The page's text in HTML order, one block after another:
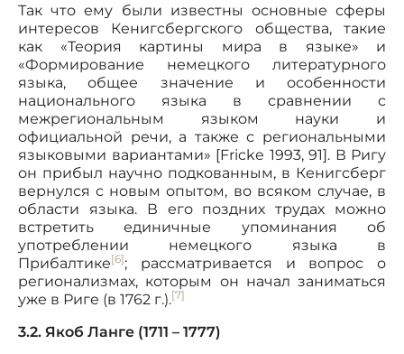
Так что ему были известны основные сферы
интересов Кенигсбергского общества, такие
как «Теория картины мира в языке» и
«Формирование немецкого литературного
языка, общее значение и особенности
национального языка в сравнении с
межрегиональным языком науки и
официальной речи, а также с региональными
языковыми вариантами» [Fricke 1993, 91]. В Ригу
он прибыл научно подкованным, в Кенигсберг
вернулся с новым опытом, во всяком случае, в
области языка. В его поздних трудах можно
встретить единичные упоминания об
употреблении немецкого языка в
Прибалтике[6]; рассматривается и вопрос о
регионализмах, которым он начал заниматься
уже в Риге (в 1762 г.).[7]
3.2. Якоб Ланге (1711 – 1777)